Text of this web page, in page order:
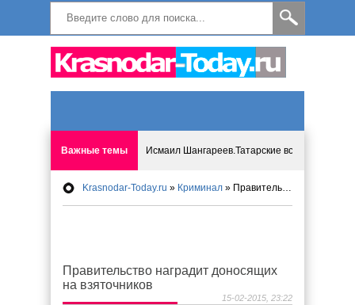
Важные темы Исмаил Шангареев.Татарские встречи на
Программа «Мир без слёз» впервые в Анапе:
Исмагил Шангареев. В поисках внутренней
Krasnodar-Today.ru » Криминал » Правительство наградит доносящих на взяточников
Правительство наградит доносящих
на взяточников
15-02-2015, 23:22